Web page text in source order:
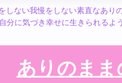
しない我慢をしない素直なあ
分に気づき幸せに生きられる
ありのまま